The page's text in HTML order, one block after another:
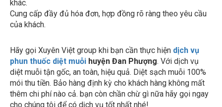
của khách.
diệt muỗi tận gốc, an toàn, hiệu quả. Diệt sạch muỗi 100%
mói thu tiền. Bảo hàng định kỳ cho khách hàng không mất
thêm chi phí nào cả. bạn còn chần chừ gì nữa hãy gọi ngay
cho chúng tôi để có dịch vụ tốt nhất nhé!
CÔNG TY KIỂM SOÁT CÔN TRÙNG XUYÊN VIỆT GROUP